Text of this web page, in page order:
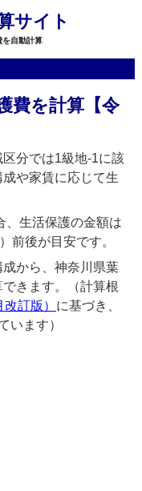
サイト
を自動計算
費を計算【令
分では1級地-1に該
や家賃に応じて生
、生活保護の金額は
前後が目安です。
から、神奈川県葉
きます。（計算根
訂版） に基づき、
います）